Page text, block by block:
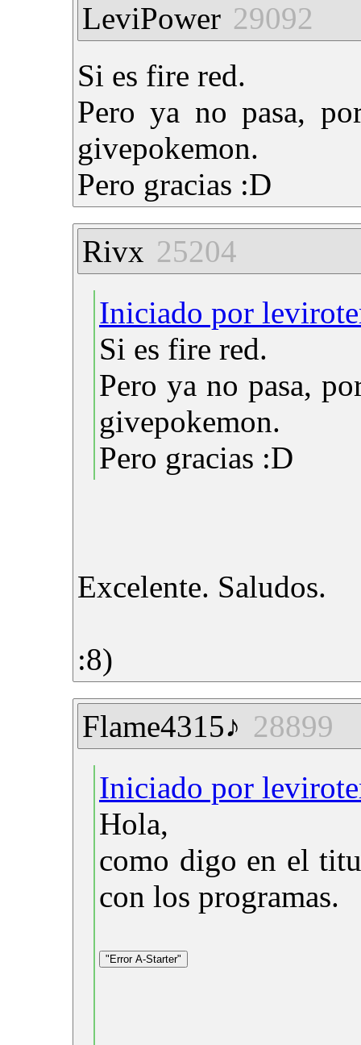
LeviPower 29092
Si es fire red.
Pero ya no pasa,
givepokemon.
Pero gracias :D
Rivx 25204
Iniciado por
Si es fire red.
Pero ya no pasa,
givepokemon.
Pero gracias :D
Excelente. Saludos.
:8)
Flame4315♪ 28899
Iniciado por
Hola,
como digo en el
con los programas.